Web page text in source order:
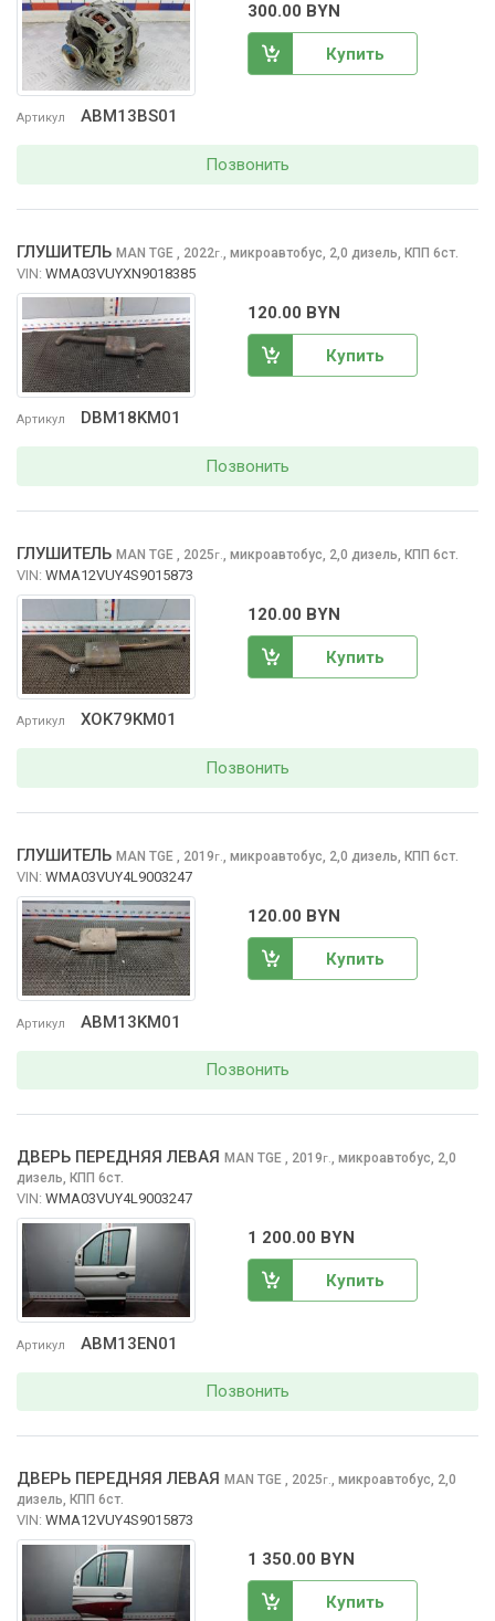
Артикул ABM13BS01
300.00 BYN
Купить
Позвонить
Артикул DBM18KM01
ГЛУШИТЕЛЬ MAN TGE , 2022г., микроавтобус, 2,0 дизель, КПП 6ст.
VIN: WMA03VUYXN9018385
120.00 BYN
Купить
Позвонить
Артикул XOK79KM01
ГЛУШИТЕЛЬ MAN TGE , 2025г., микроавтобус, 2,0 дизель, КПП 6ст.
VIN: WMA12VUY4S9015873
120.00 BYN
Купить
Позвонить
Артикул ABM13KM01
ГЛУШИТЕЛЬ MAN TGE , 2019г., микроавтобус, 2,0 дизель, КПП 6ст.
VIN: WMA03VUY4L9003247
120.00 BYN
Купить
Позвонить
Артикул ABM13EN01
ДВЕРЬ ПЕРЕДНЯЯ ЛЕВАЯ MAN TGE , 2019г., микроавтобус, 2,0
дизель, КПП 6ст.
VIN: WMA03VUY4L9003247
1 200.00 BYN
Купить
Позвонить
ДВЕРЬ ПЕРЕДНЯЯ ЛЕВАЯ MAN TGE , 2025г., микроавтобус, 2,0
дизель, КПП 6ст.
VIN: WMA12VUY4S9015873
1 350.00 BYN
Купить